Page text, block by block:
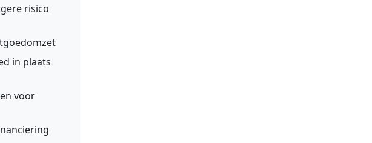
risico
in plaats
voor